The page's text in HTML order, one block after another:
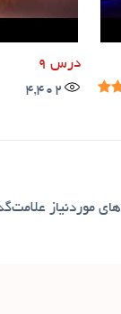
درس 9
4,402
موردنیاز